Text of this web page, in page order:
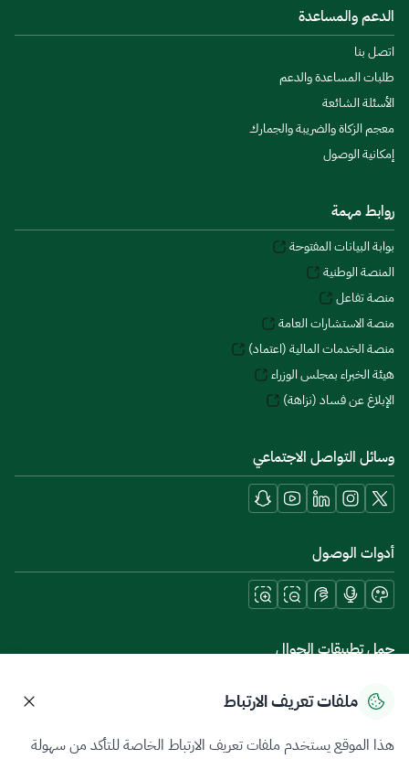
الدعم والمساعدة
اتصل بنا
طلبات المساعدة والدعم
الأسئلة الشائعة
معجم الزكاة والضريبة والجمارك
إمكانية الوصول
روابط مهمة
بوابة البيانات المفتوحة
المنصة الوطنية
منصة تفاعل
منصة الاستشارات العامة
منصة الخدمات المالية (اعتماد)
هيئة الخبراء بمجلس الوزراء
الإبلاغ عن فساد (نزاهة)
وسائل التواصل الاجتماعي
أدوات الوصول
حمل تطبيقات الجوال
سياسة الخصوصيةشروط الاستخدامخريطة الموقع
ملفات تعريف الارتباط
هذا الموقع يستخدم ملفات تعريف الارتباط الخاصة للتأكد من سهولة